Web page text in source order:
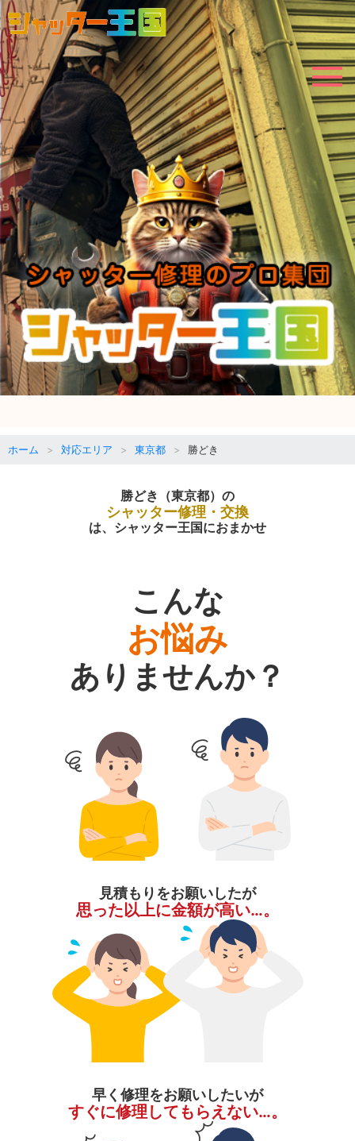
ホーム 対応エリア 東京都 勝どき
勝どき（東京都）の
シャッター修理・交換
は、シャッター王国におまかせ
こんな
お悩み
ありませんか？
見積もりをお願いしたが
思った以上に金額が高い…。
早く修理をお願いしたいが
すぐに修理してもらえない…。